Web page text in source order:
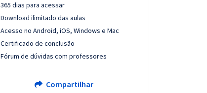
365 dias para acessar
Download ilimitado das aulas
Acesso no Android, iOS, Windows e Mac
Certificado de conclusão
Fórum de dúvidas com professores
Compartilhar